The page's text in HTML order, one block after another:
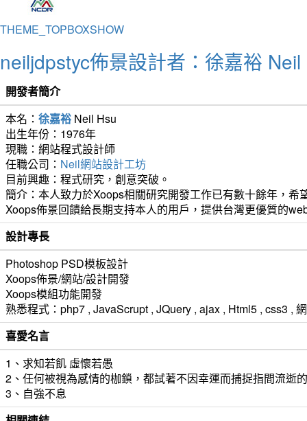
THEME_TOPBOXSHOW
neiljdpstyc佈景設計者：徐嘉裕
開發者簡介
本名： 徐嘉裕 Neil Hsu
出生年份：1976年
現職：網站程式設計師
任職公司： Neil網站設計工坊
目前興趣：程式研究，創意突破。
簡介：本人致力於Xoops相關研究開發工作已有數十餘年，
Xoops佈景回饋給長期支持本人的用戶，提供台灣更優質的
設計專長
Photoshop PSD模板設計
Xoops佈景/網站/設計開發
Xoops模組功能開發
熟悉程式：php7 , JavaScrupt , JQuery , ajax , Html5 , css3 ,
喜愛名言
1、求知若飢 虛懷若愚
2、任何被視為感情的枷鎖，都試著不因幸運而捕捉指間流逝
3、自強不息